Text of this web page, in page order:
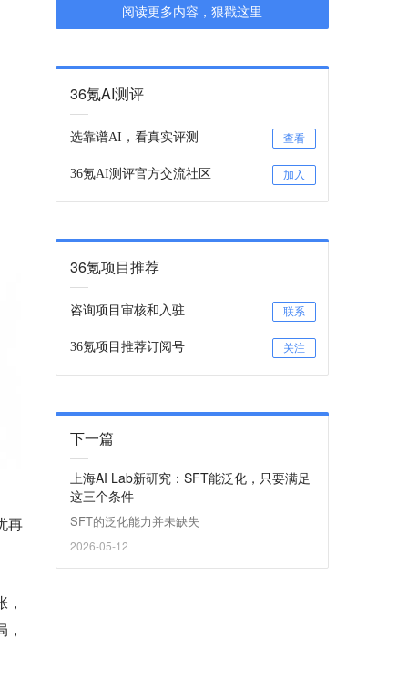
再
阅读更多内容，狠戳这里
36氪AI测评
选靠谱AI，看真实评测 查看
36氪AI测评官方交流社区 加入
36氪项目推荐
咨询项目审核和入驻 联系
36氪项目推荐订阅号 关注
下一篇
上海AI Lab新研究：SFT能泛化，只要满足
这三个条件
SFT的泛化能力并未缺失
2026-05-12